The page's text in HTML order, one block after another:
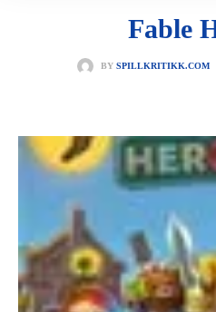
Fable
BY SPILLKRITIKK.COM